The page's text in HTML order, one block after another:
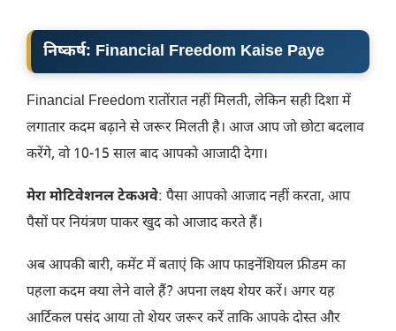
निष्कर्ष: Financial Freedom Kaise Paye
Financial Freedom रातोंरात नहीं मिलती, लेकिन सही दिशा में
लगातार कदम बढ़ाने से जरूर मिलती है। आज आप जो छोटा बदलाव
करेंगे, वो 10-15 साल बाद आपको आजादी देगा।
मेरा मोटिवेशनल टेकअवे: पैसा आपको आजाद नहीं करता, आप
पैसों पर नियंत्रण पाकर खुद को आजाद करते हैं।
अब आपकी बारी, कमेंट में बताएं कि आप फाइनेंशियल फ्रीडम का
पहला कदम क्या लेने वाले हैं? अपना लक्ष्य शेयर करें। अगर यह
आर्टिकल पसंद आया तो शेयर जरूर करें ताकि आपके दोस्त और